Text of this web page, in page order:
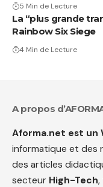
5 Min de Lecture
La “plus grande
Rainbow Six Siege
4 Min de Lecture
A propos
Aforma.net est un
informatique et des
des articles
secteur High-Tech,